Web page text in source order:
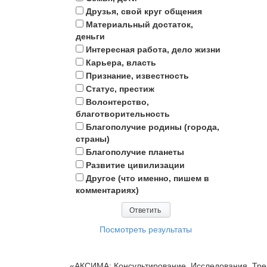
Друзья, свой круг общения
Материальный достаток,
деньги
Интересная работа, дело жизни
Карьера, власть
Признание, известность
Статус, престиж
Волонтерство,
благотворительность
Благополучие родины (города,
страны)
Благополучие планеты
Развитие цивилизации
Другое (что именно, пишем в
комментариях)
Посмотреть результаты